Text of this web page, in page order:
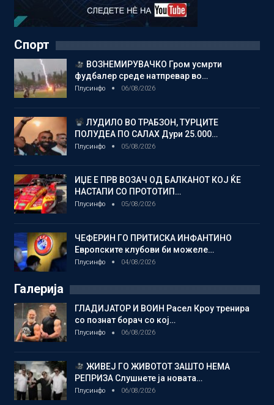
Спорт
ВОЗНЕМИРУВАЧКО Гром усмрти
фудбалер среде натпревар во…
Плусинфо 06/08/2026
ЛУДИЛО ВО ТРАБЗОН, ТУРЦИТЕ
ПОЛУДЕА ПО САЛАХ Дури 25.000…
Плусинфо 05/08/2026
ИЏЕ Е ПРВ ВОЗАЧ ОД БАЛКАНОТ КОЈ ЌЕ
НАСТАПИ СО ПРОТОТИП…
Плусинфо 05/08/2026
ЧЕФЕРИН ГО ПРИТИСКА ИНФАНТИНО
Европските клубови би можеле…
Плусинфо 04/08/2026
Галерија
ГЛАДИЈАТОР И ВОИН Расел Кроу тренира
со познат борач со кој…
Плусинфо 06/08/2026
ЖИВЕЈ ГО ЖИВОТОТ ЗАШТО НЕМА
РЕПРИЗА Слушнете ја новата…
Плусинфо 06/08/2026